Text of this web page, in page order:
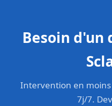
Besoin d'un
Intervention en
7j/7.